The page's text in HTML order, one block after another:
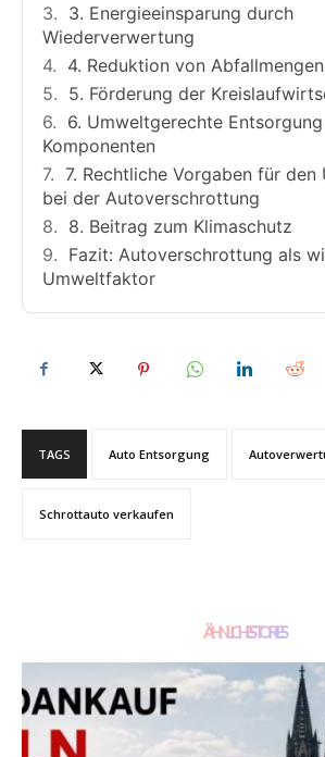
3. Energieeinsparung durch
Wiederverwertung
4. Reduktion von
5. Förderung der
6. Umweltgerechte
Komponenten
7. Rechtliche Vorgaben für den
bei der Autoverschrottung
8. Beitrag zum Klimaschutz
Fazit: Autoverschrottung als
Umweltfaktor
TAGS Auto Entsorgung
Schrottauto verkaufen
ÄHNLICHE STORIES